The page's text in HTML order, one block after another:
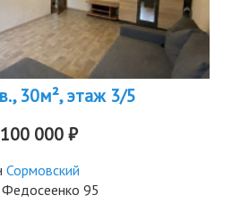
30м², этаж 3/5
000 ₽
Сормовский
Федосеенко 95